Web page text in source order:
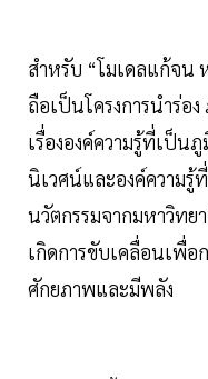
สำหรับ “โมเดลแก้จน
ถือเป็นโครงการนำร่อ
เรื่ององค์ความรู้ที่เป็
นิเวศน์และองค์ความรู้
นวัตกรรมจากมหาวิทย
เกิดการขับเคลื่อนเพื่
ศักยภาพและมีพลัง